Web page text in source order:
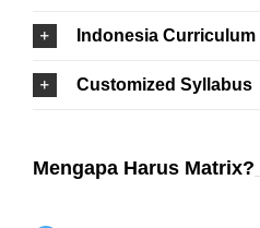
Indonesia Curriculum
Customized Syllabus
Mengapa Harus Matrix?